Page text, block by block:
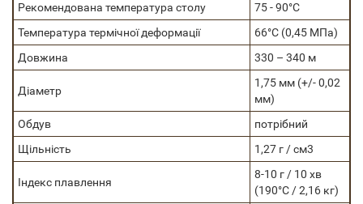
Рекомендована температура столу
75 - 90°C
Температура термічної деформації
66°C (0,45 МПа)
Довжина
330 – 340 м
Діаметр
1,75 мм (+/- 0,02
мм)
Обдув
потрібний
Щільність
1,27 г / см3
Індекс плавлення
8-10 г / 10 хв
(190°C / 2,16 кг)